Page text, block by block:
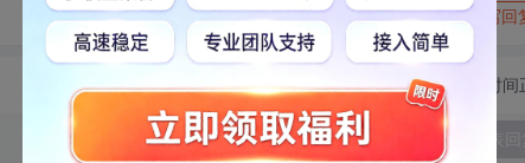
转发到动态 举报 写回
切换为时间